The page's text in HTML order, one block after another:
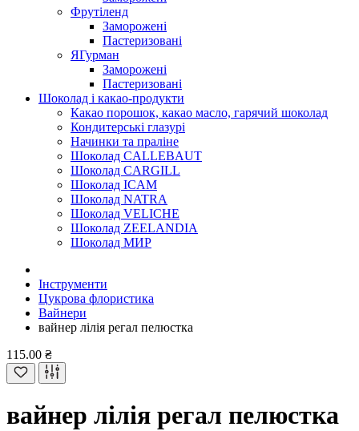
Фрутіленд
Заморожені
Пастеризовані
ЯГурман
Заморожені
Пастеризовані
Шоколад і какао-продукти
Какао порошок, какао масло, гарячий шоколад
Кондитерські глазурі
Начинки та праліне
Шоколад CALLEBAUT
Шоколад CARGILL
Шоколад ICAM
Шоколад NATRA
Шоколад VELICHE
Шоколад ZEELANDIA
Шоколад МИР
Інструменти
Цукрова флористика
Вайнери
вайнер лілія регал пелюстка
115.00 ₴
вайнер лілія регал пелюстка